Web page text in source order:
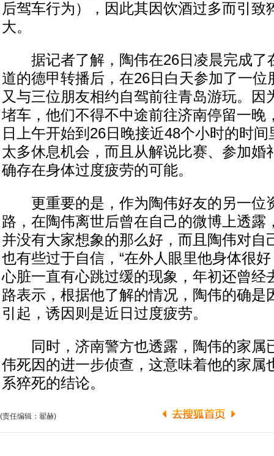
后驾车行为），因此其因饮酒过多而引致
大。
据记者了解，陶伟在26日凌晨完成了
道的德甲转播后，在26日白天参加了一位
又与三位朋友相约自驾前往青岛游玩。因
堵车，他们不得不中途前往济南停留一晚
日上午开始到26日晚接近48个小时的时
太多休息机会，而且从解说比赛、参加婚
确存在身体过度疲劳的可能。
更重要的是，作为陶伟好友的另一位
路，在陶伟离世后曾在自己的微博上透露
并没有大家想象的那么好，而且陶伟对自
也有些过于自信，“在外人眼里他身体很
心脏一直有心跳过缓的现象，年初还曾经
路表示，根据他了解的情况，陶伟的确是
引起，诱因则是近日过度疲劳。
同时，济南警方也透露，陶伟的家属
伟死因的进一步侦查，这意味着他的家属
系猝死的结论。
(责任编辑：翟赫)